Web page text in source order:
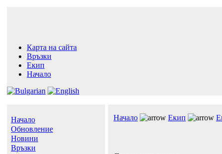
Карта на сайта
Връзки
Екип
Начало
Начало
Обновление
Новини
Връзки
Начало Екип